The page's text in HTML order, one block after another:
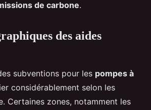
de carbone.
des aides
subventions pour les pompes à
considérablement selon les
Certaines zones, notamment les